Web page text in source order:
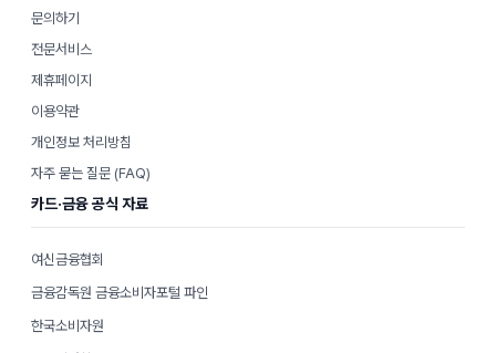
문의하기
전문서비스
제휴페이지
이용약관
개인정보 처리방침
자주 묻는 질문 (FAQ)
카드·금융 공식 자료
여신금융협회
금융감독원 금융소비자포털 파인
한국소비자원